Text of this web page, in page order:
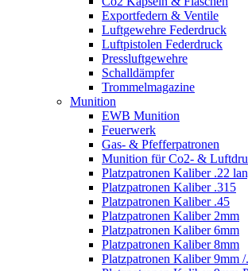
Exportfedern & Ventile
Luftgewehre Federdruck
Luftpistolen Federdruck
Pressluftgewehre
Schalldämpfer
Trommelmagazine
Munition
EWB Munition
Feuerwerk
Gas- & Pfefferpatronen
Munition für Co2- &
Platzpatronen Kaliber .22
Platzpatronen Kaliber .315
Platzpatronen Kaliber .45
Platzpatronen Kaliber 2mm
Platzpatronen Kaliber 6mm
Platzpatronen Kaliber 8mm
Platzpatronen Kaliber 9mm